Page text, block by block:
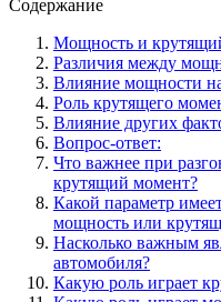
Содержание
Мощность и
Различия между
Влияние мощности
Роль крутящего
Влияние других
Вопрос-ответ:
Что важнее при
крутящий момент?
Какой параметр
мощность или
Насколько важным
автомобиля?
Какую роль играет